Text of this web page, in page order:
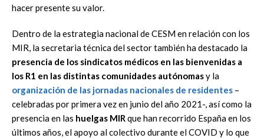
hacer presente su valor.
Dentro de la estrategia nacional de CESM en relación con los
MIR, la secretaria técnica del sector también ha destacado la
presencia de los sindicatos médicos en las bienvenidas a
los R1 en las distintas comunidades autónomasy la
organización de las jornadas nacionales de residentes –
celebradas por primera vez en junio del año 2021-, así como la
presencia en las huelgas MIRque han recorrido España en los
últimos años, el apoyo al colectivo durante el COVID y lo que